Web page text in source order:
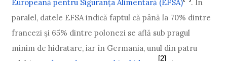
Europeană pentru Siguranța Alimentară (EFSA)
. În
paralel, datele EFSA indică faptul că până la 70% dintre
francezi și 65% dintre polonezi se află sub pragul
minim de hidratare, iar în Germania, unul din patru
[2]